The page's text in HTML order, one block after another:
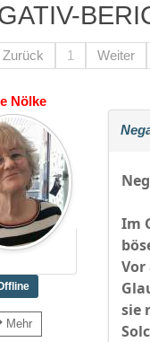
Zurück 1 Weiter
Nölke
Mehr
Im
Vor
sie